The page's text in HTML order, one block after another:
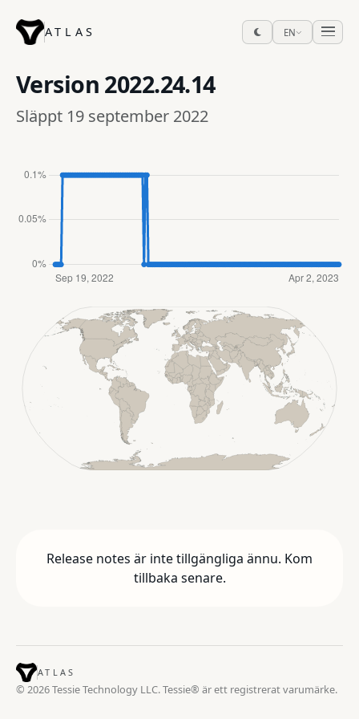
ATLAS EN
Version 2022.24.14
Släppt 19 september 2022
Release notes är inte tillgängliga ännu. Kom
tillbaka senare.
ATLAS
© 2026 Tessie Technology LLC. Tessie® är ett registrerat varumärke.